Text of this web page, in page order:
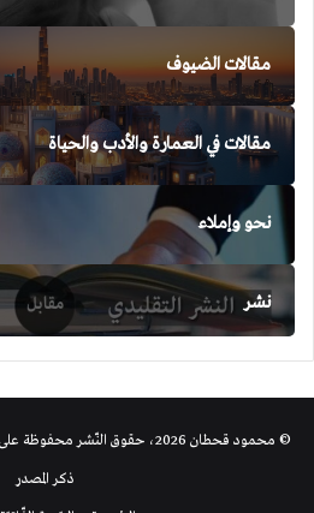
مقالات الضيوف
مقالات في العمارة والأدب والحياة
نحو وإملاء
نشر
© محمود قحطان 2026، حقوق النّشر محفوظة على المؤلّف |
ذكر المصدر